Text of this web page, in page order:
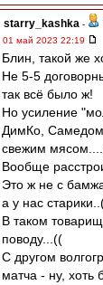
starry_kashka -
01 май 2023 22:19
Блин, такой же
Не 5-5
так всё было ж!
Но усиление
ДимКо, Самедом
свежим
Вообще
Это ж не с
а у нас
В таком
поводу...((
С другом
матча - ну, хоть